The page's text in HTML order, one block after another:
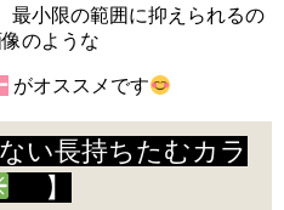
最小限の範囲に抑えられるの
のような
がオススメです
い長持ちたむカラ
】